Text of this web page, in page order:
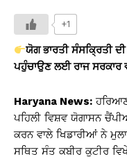
at
s
A
p
p
c
e
b
o
o
k
+1
ਯੋਗ ਭਾਰਤੀ ਸੰਸਕ੍ਰਿਤੀ
ਪਹੁੰਚਾਉਣ ਲਈ ਰਾਜ ਸਰਕਾਰ
Haryana News:
ਪਹਿਲੀ ਵਿਸ਼ਵ ਯੋਗਾਸਨ
ਕਰਨ ਵਾਲੇ ਖਿਡਾਰੀਆਂ ਨੇ
ਸਥਿਤ ਸੰਤ ਕਬੀਰ ਕੁਟੀਰ